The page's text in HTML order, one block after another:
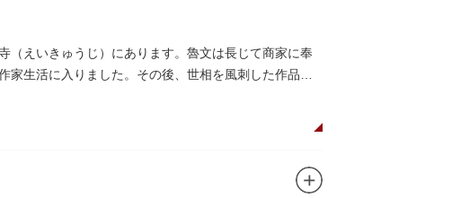
（えいきゅうじ）にあります。魯文は長じて商家に奉
生活に入りました。その後、世相を風刺した作品を